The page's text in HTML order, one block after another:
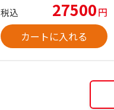
税込 27500円
カートに入れる